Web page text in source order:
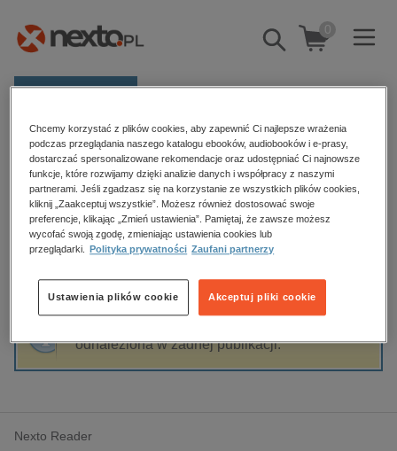
Pokaż/schowaj
wyszukiwarkę
0
Kategorie
Zobacz wszystkie E-prasa
budownictwo, aranżacja wnętrz
biznesowe, branżowe, gospodarka
dzienniki
edukacja
hobby, sport, rozrywka
komputery, internet, technologie, informatyka
polityka, społeczno-informacyjne
Strona główna Tomasz Hrynacz
Tomasz Hrynacz
Sortowanie Filtrowanie
odnaleziona w żadnej publikacji.
Nexto Reader
Chcemy korzystać z plików cookies, aby zapewnić Ci najlepsze wrażenia
podczas przeglądania naszego katalogu ebooków, audiobooków i e-prasy,
dostarczać spersonalizowane rekomendacje oraz udostępniać Ci najnowsze
funkcje, które rozwijamy dzięki analizie danych i współpracy z naszymi
partnerami. Jeśli zgadzasz się na korzystanie ze wszystkich plików cookies,
kliknij „Zaakceptuj wszystkie”. Możesz również dostosować swoje
preferencje, klikając „Zmień ustawienia”. Pamiętaj, że zawsze możesz
wycofać swoją zgodę, zmieniając ustawienia cookies lub
przeglądarki.
Polityka prywatności Zaufani partnerzy
Akceptuj pliki cookie
Ustawienia plików cookie